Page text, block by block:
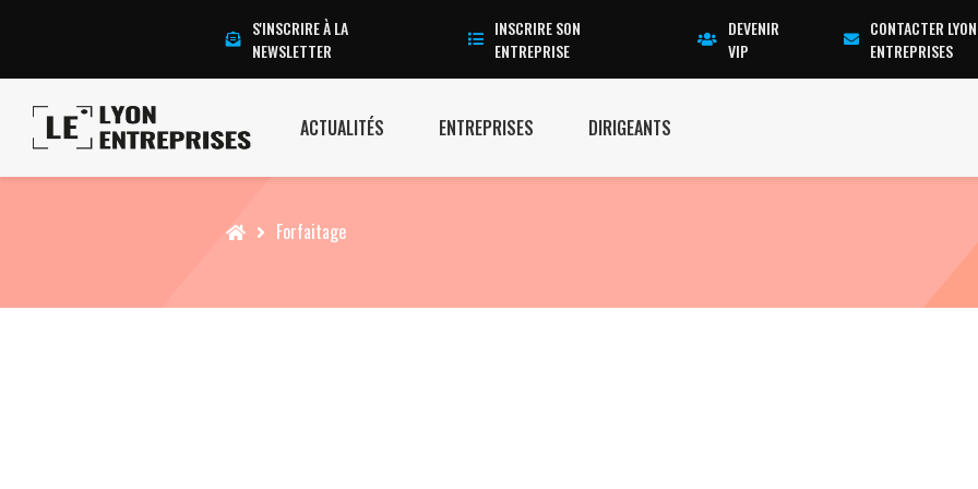
S'INSCRIRE À LA
NEWSLETTER
INSCRIRE SON
ENTREPRISE
DEVENIR
VIP
CONTACTER LYON
ENTREPRISES
ACTUALITÉS ENTREPRISES DIRIGEANTS
Accueil Forfaitage